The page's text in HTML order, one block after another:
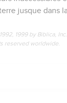
jusque dans
1999 by Biblica,
reserved worldwide.